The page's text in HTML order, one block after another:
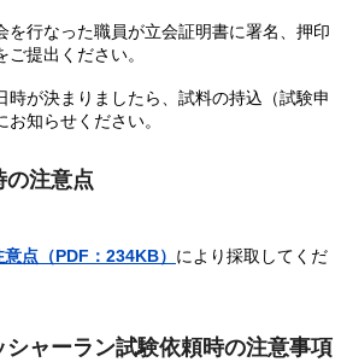
を行なった職員が立会証明書に署名、押印
ご提出ください。
時が決まりましたら、試料の持込（試験申
知らせください。
の注意点
点（PDF：234KB） により採取してくだ
シャーラン試験依頼時の注意事項